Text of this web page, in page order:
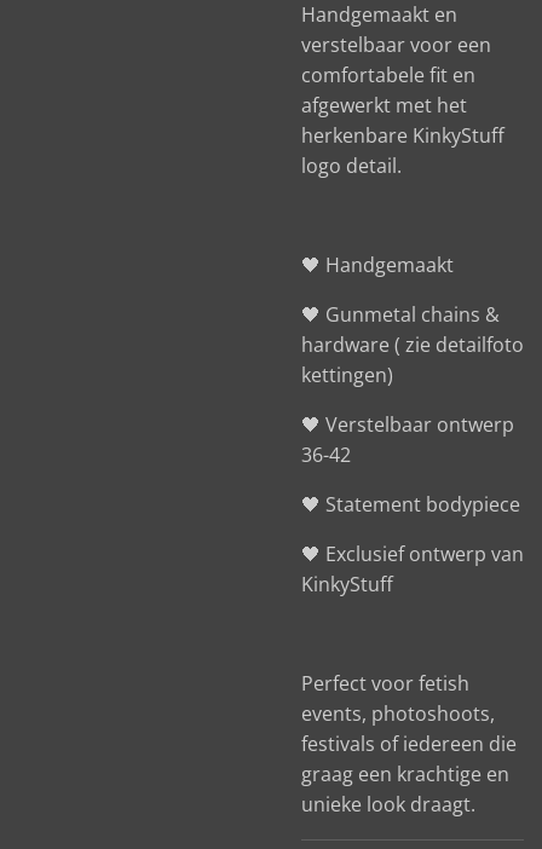
Handgemaakt en
verstelbaar voor een
comfortabele fit en
afgewerkt met het
herkenbare KinkyStuff
logo detail.
🖤 Handgemaakt
🖤 Gunmetal chains &
hardware ( zie detailfoto
kettingen)
🖤 Verstelbaar ontwerp
36-42
🖤 Statement bodypiece
🖤 Exclusief ontwerp van
KinkyStuff
Perfect voor fetish
events, photoshoots,
festivals of iedereen die
graag een krachtige en
unieke look draagt.